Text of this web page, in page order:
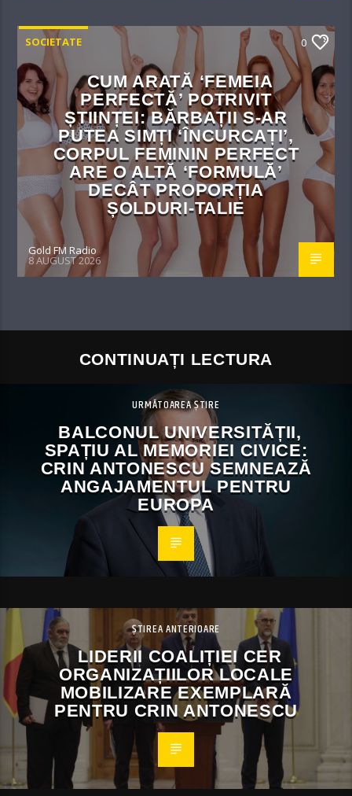
SOCIETATE 0
CUM ARATĂ ‘FEMEIA
PERFECTĂ’ POTRIVIT
ȘTIINȚEI: BĂRBAȚII S-AR
PUTEA SIMȚI ‘ÎNCURCAȚI’,
CORPUL FEMININ PERFECT
ARE O ALTĂ ‘FORMULĂ’
DECÂT PROPORȚIA
ȘOLDURI-TALIE
Gold FM Radio
8 AUGUST 2026
CONTINUAȚI LECTURA
URMĂTOAREA ȘTIRE
BALCONUL UNIVERSITĂȚII,
SPAȚIU AL MEMORIEI CIVICE:
CRIN ANTONESCU SEMNEAZĂ
ANGAJAMENTUL PENTRU
EUROPA
ȘTIREA ANTERIOARE
LIDERII COALIȚIEI CER
ORGANIZAȚIILOR LOCALE
MOBILIZARE EXEMPLARĂ
PENTRU CRIN ANTONESCU